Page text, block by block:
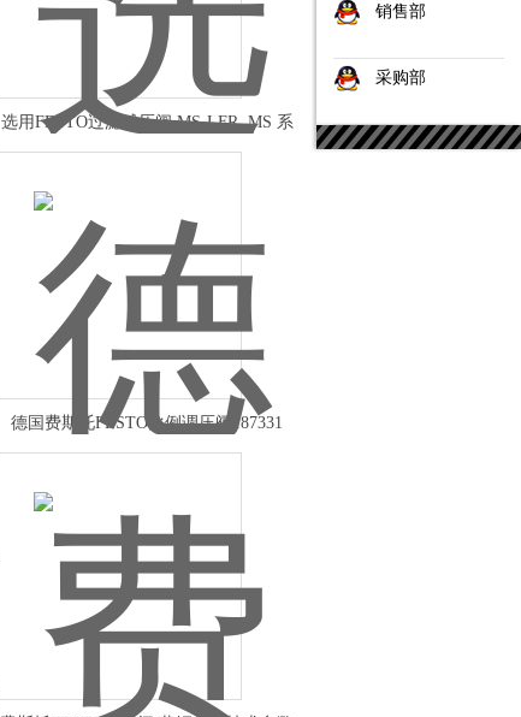
选用FESTO过滤减压阀 MS-LFR, MS 系
德国费斯托FESTO比例调压阀187331
销售部
采购部